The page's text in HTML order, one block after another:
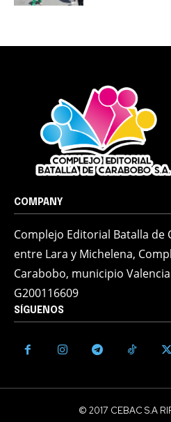
COMPANY
Complejo Editorial Batalla de
entre Lara y Michelena,
Carabobo, municipio Valencia
G200116609
SÍGUENOS
© 2017 CEBAC S.A